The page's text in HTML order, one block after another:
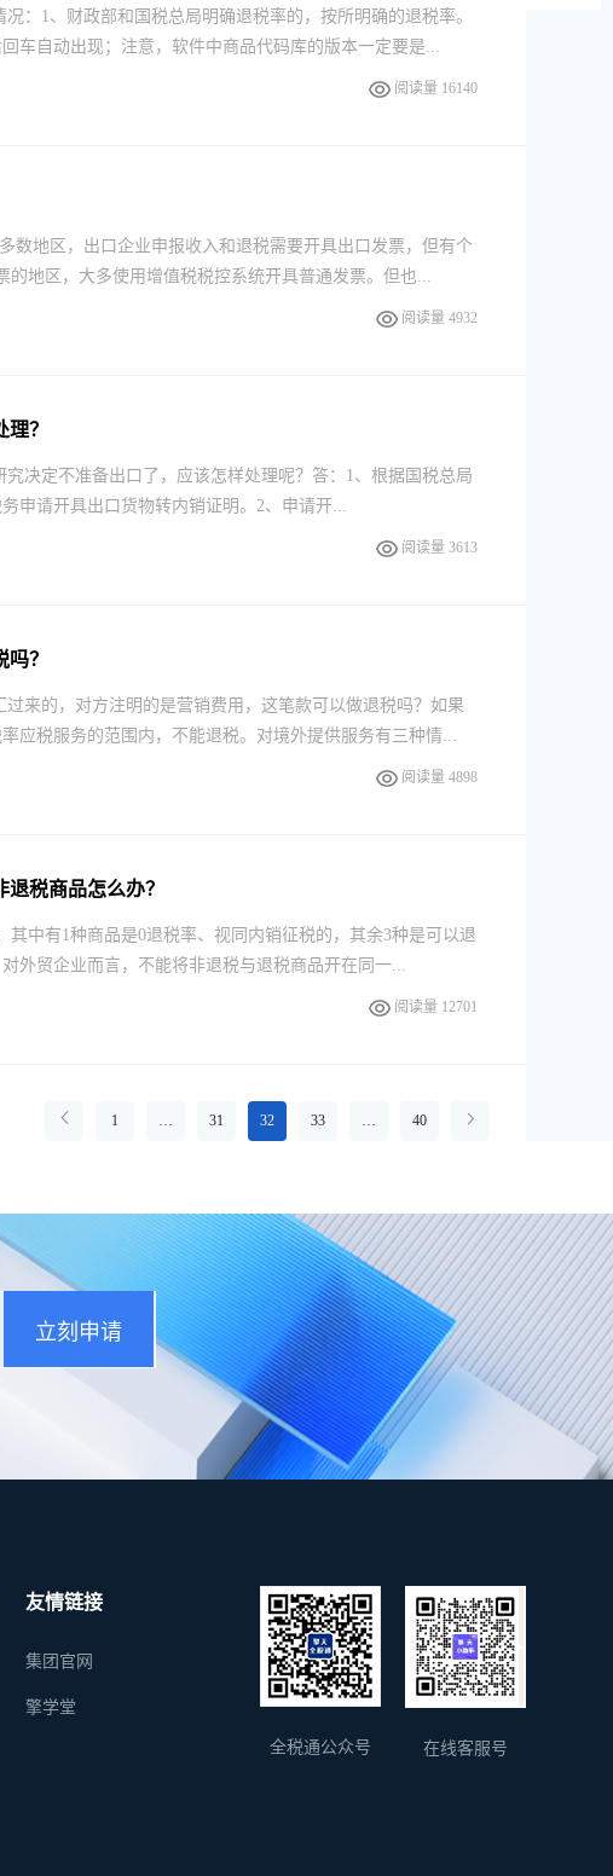
：1、财政部和国税总局明确退税率的，按所明确的退税率。
车自动出现；注意，软件中商品代码库的版本一定要是...
阅读量 16140
数地区，出口企业申报收入和退税需要开具出口发票，但有个
地区，大多使用增值税税控系统开具普通发票。但也...
阅读量 4932
？
决定不准备出口了，应该怎样处理呢？答：1、根据国税总局
申请开具出口货物转内销证明。2、申请开...
阅读量 3613
？
来的，对方注明的是营销费用，这笔款可以做退税吗？如果
应税服务的范围内，不能退税。对境外提供服务有三种情...
阅读量 4898
税商品怎么办？
中有1种商品是0退税率、视同内销征税的，其余3种是可以退
外贸企业而言，不能将非退税与退税商品开在同一...
阅读量 12701
1 … 31 32 33 … 40
立刻申请
友情链接
集团官网
擎学堂
全税通公众号 在线客服号